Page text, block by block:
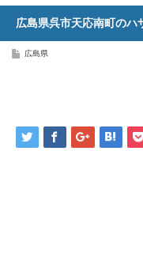
広島県呉市天応南町のハ
広島県